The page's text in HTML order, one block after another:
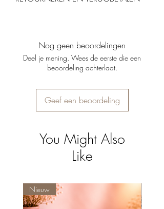
originele verpakking zijn. Gepersonaliseerde
producten kunnen helaas niet worden
geretourneerd.
Nog geen beoordelingen
Deel je mening. Wees de eerste die een
beoordeling achterlaat.
Geef een beoordeling
You Might Also
Like
Nieuw